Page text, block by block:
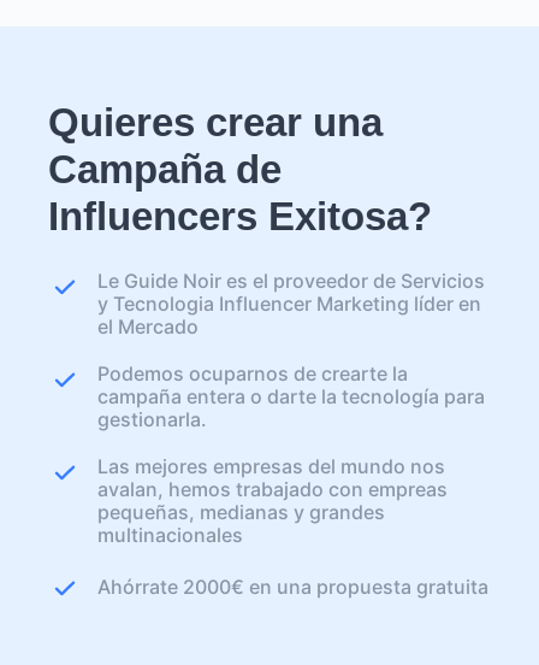
Quieres crear una
Campaña de
Influencers Exitosa?
Le Guide Noir es el proveedor de Servicios
y Tecnologia Influencer Marketing líder en
el Mercado
Podemos ocuparnos de crearte la
campaña entera o darte la tecnología para
gestionarla.
Las mejores empresas del mundo nos
avalan, hemos trabajado con empreas
pequeñas, medianas y grandes
multinacionales
Ahórrate 2000€ en una propuesta gratuita